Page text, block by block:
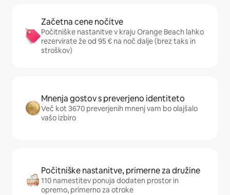
Začetna cene nočitve
Počitniške nastanitve v kraju Orange Beach lahko
rezervirate že od 95 € na noč dalje (brez taks in
stroškov)
Mnenja gostov s preverjeno identiteto
Več kot 3670 preverjenih mnenj vam bo olajšalo
vašo izbiro
Počitniške nastanitve, primerne za družine
110 namestitev ponuja dodaten prostor in
opremo, primerno za otroke